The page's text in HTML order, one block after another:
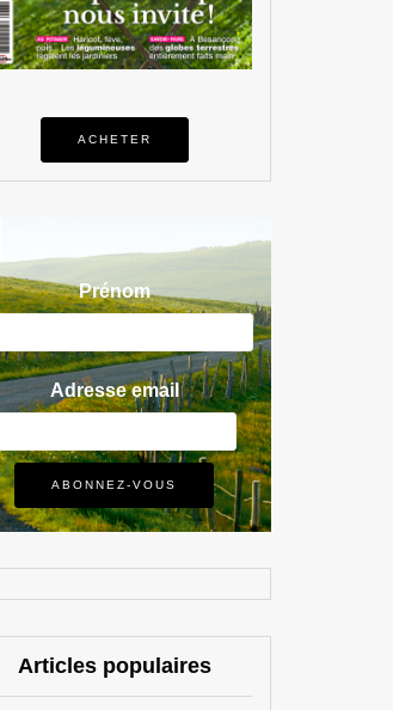
ACHETER
Prénom
Adresse email
Articles populaires